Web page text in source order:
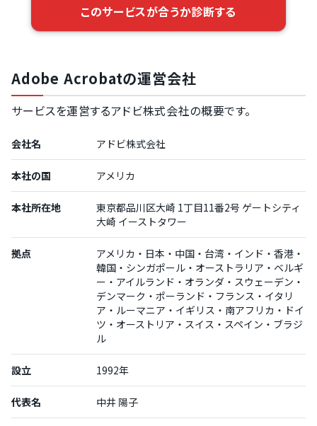
このサービスが合うか診断する
Adobe Acrobatの運営会社
サービスを運営するアドビ株式会社の概要です。
会社名 アドビ株式会社
本社の国 アメリカ
本社所在地
東京都品川区大崎 1丁目11番2号 ゲートシティ
大崎 イーストタワー
拠点
アメリカ・日本・中国・台湾・インド・香港・
韓国・シンガポール・オーストラリア・ベルギ
ー・アイルランド・オランダ・スウェーデン・
デンマーク・ポーランド・フランス・イタリ
ア・ルーマニア・イギリス・南アフリカ・ドイ
ツ・オーストリア・スイス・スペイン・ブラジ
ル
設立 1992年
代表名 中井 陽子